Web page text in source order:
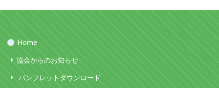
Home
協会からのお知らせ
パンフレットダウンロード